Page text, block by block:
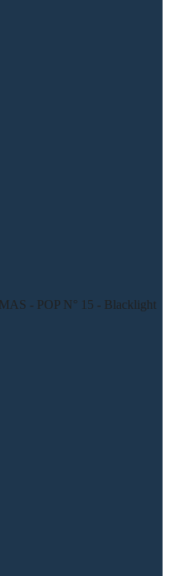
- POP N° 15 - Blacklight